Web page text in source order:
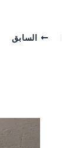
السابق